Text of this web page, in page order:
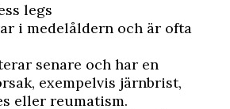
legs
i medelåldern och är ofta
senare och har en
exempelvis järnbrist,
eller reumatism.